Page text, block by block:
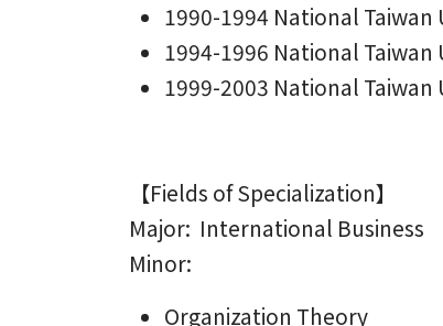
1990-1994 National
1994-1996 National
1999-2003 National
【Fields of Specialization】
Major: International Business
Minor:
Organization Theory